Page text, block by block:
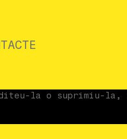
la o suprimiu-la,